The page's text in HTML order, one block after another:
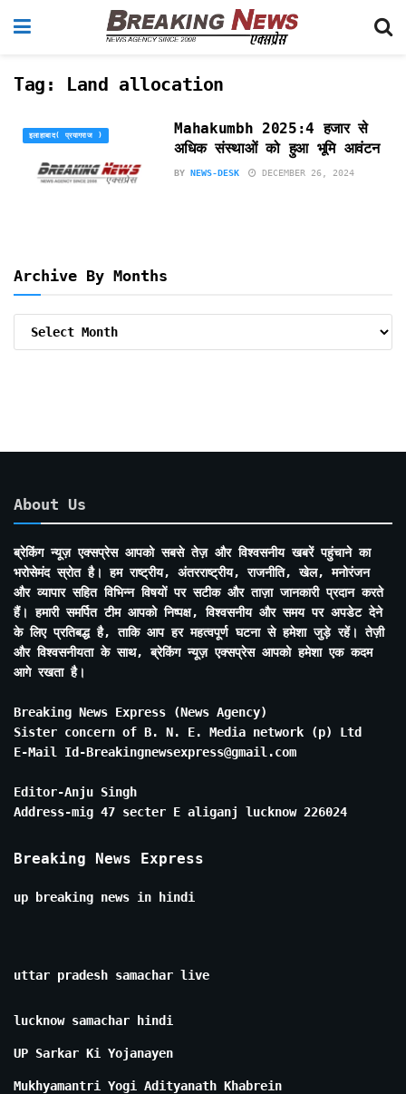
Tag: Land allocation
इलाहाबाद( प्रयागराज )
Mahakumbh 2025:4 हजार से
अधिक संस्थाओं को हुआ भूमि आवंटन
BY NEWS-DESK DECEMBER 26, 2024
Archive By Months
About Us
ब्रेकिंग न्यूज़ एक्सप्रेस आपको सबसे तेज़ और विश्वसनीय खबरें पहुंचाने का
भरोसेमंद स्रोत है। हम राष्ट्रीय, अंतरराष्ट्रीय, राजनीति, खेल, मनोरंजन
और व्यापार सहित विभिन्न विषयों पर सटीक और ताज़ा जानकारी प्रदान करते
हैं। हमारी समर्पित टीम आपको निष्पक्ष, विश्वसनीय और समय पर अपडेट देने
के लिए प्रतिबद्ध है, ताकि आप हर महत्वपूर्ण घटना से हमेशा जुड़े रहें। तेज़ी
और विश्वसनीयता के साथ, ब्रेकिंग न्यूज़ एक्सप्रेस आपको हमेशा एक कदम
आगे रखता है।
Breaking News Express (News Agency)
Sister concern of B. N. E. Media network (p) Ltd
E-Mail Id-Breakingnewsexpress@gmail.com
Editor-Anju Singh
Address-mig 47 secter E aliganj lucknow 226024
Breaking News Express
up breaking news in hindi
uttar pradesh samachar live
lucknow samachar hindi
UP Sarkar Ki Yojanayen
Mukhyamantri Yogi Adityanath Khabrein